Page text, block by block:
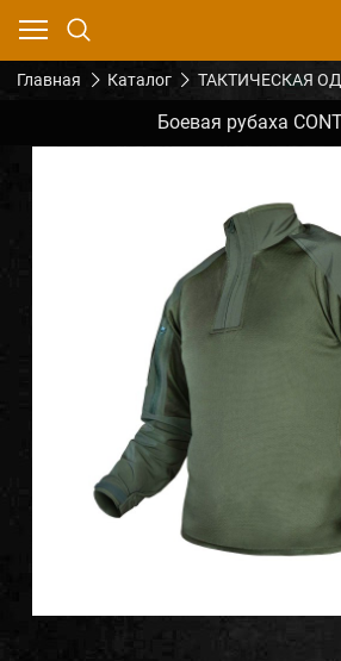
Главная Каталог ТАКТИЧЕСКАЯ
Боевая рубаха